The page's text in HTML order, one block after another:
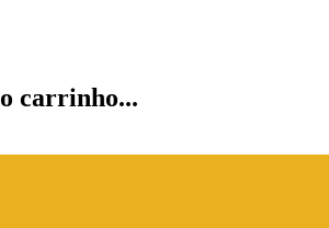
carrinho...